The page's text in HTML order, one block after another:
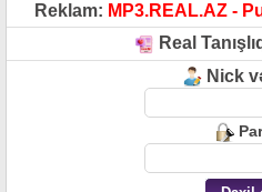
Reklam: MP3.REAL.AZ -
Real
Nick